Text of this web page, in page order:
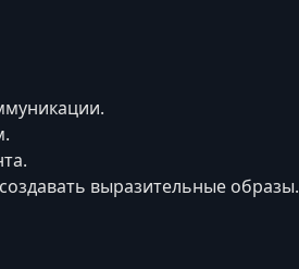
выразительные образы.